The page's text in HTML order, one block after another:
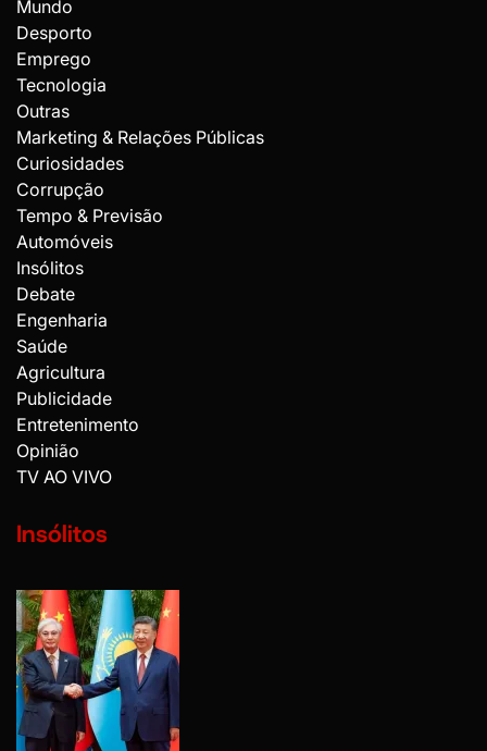
Mundo
Desporto
Emprego
Tecnologia
Outras
Marketing & Relações Públicas
Curiosidades
Corrupção
Tempo & Previsão
Automóveis
Insólitos
Debate
Engenharia
Saúde
Agricultura
Publicidade
Entretenimento
Opinião
TV AO VIVO
Insólitos